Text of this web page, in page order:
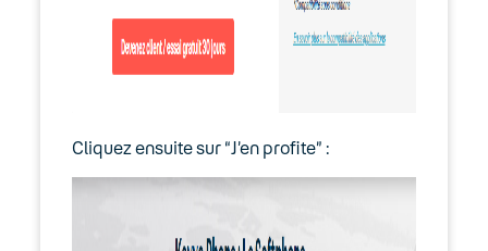
Keyyo Visio
Cliquez ensuite sur “J’en profite” :